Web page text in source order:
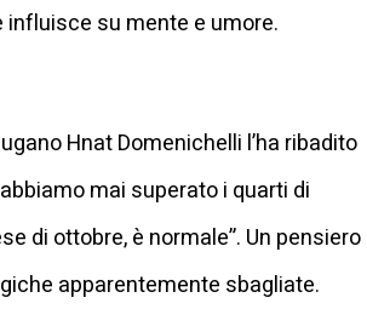
su mente e umore.
Hnat Domenichelli l’ha ribadito
mai superato i quarti di
di ottobre, è normale”. Un pensiero
apparentemente sbagliate.